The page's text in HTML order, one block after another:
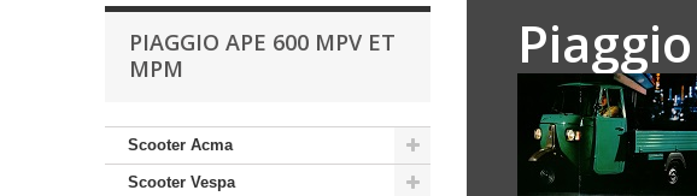
PIAGGIO APE 600 MPV ET
MPM
Scooter Acma
Scooter Vespa